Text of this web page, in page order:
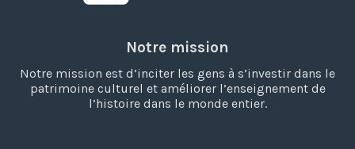
Notre mission
Notre mission est d’inciter les gens à s’investir dans le
patrimoine culturel et améliorer l’enseignement de
l’histoire dans le monde entier.